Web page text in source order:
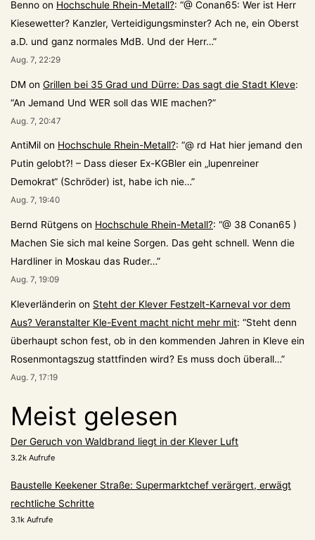
Benno on Hochschule Rhein-Metall?: “@ Conan65: Wer ist Herr
Kiesewetter? Kanzler, Verteidigungsminster? Ach ne, ein Oberst
a.D. und ganz normales MdB. Und der Herr…”
Aug. 7, 22:29
DM on Grillen bei 35 Grad und Dürre: Das sagt die Stadt Kleve:
“An Jemand Und WER soll das WIE machen?”
Aug. 7, 20:47
AntiMil on Hochschule Rhein-Metall?: “@ rd Hat hier jemand den
Putin gelobt?! – Dass dieser Ex-KGBler ein „lupenreiner
Demokrat“ (Schröder) ist, habe ich nie…”
Aug. 7, 19:40
Bernd Rütgens on Hochschule Rhein-Metall?: “@ 38 Conan65 )
Machen Sie sich mal keine Sorgen. Das geht schnell. Wenn die
Hardliner in Moskau das Ruder…”
Aug. 7, 19:09
Kleverländerin on Steht der Klever Festzelt-Karneval vor dem
Aus? Veranstalter Kle-Event macht nicht mehr mit: “Steht denn
überhaupt schon fest, ob in den kommenden Jahren in Kleve ein
Rosenmontagszug stattfinden wird? Es muss doch überall…”
Aug. 7, 17:19
Meist gelesen
Der Geruch von Waldbrand liegt in der Klever Luft
3.2k Aufrufe
Baustelle Keekener Straße: Supermarktchef verärgert, erwägt
rechtliche Schritte
3.1k Aufrufe